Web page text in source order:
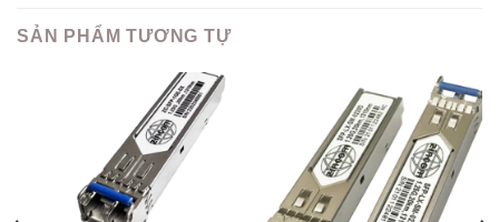
SẢN PHẨM TƯƠNG TỰ